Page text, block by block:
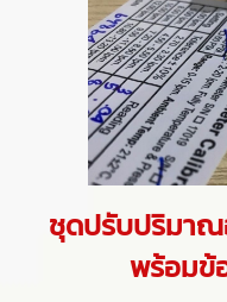
ชุดปรับปริมาณ
พร้อมข้